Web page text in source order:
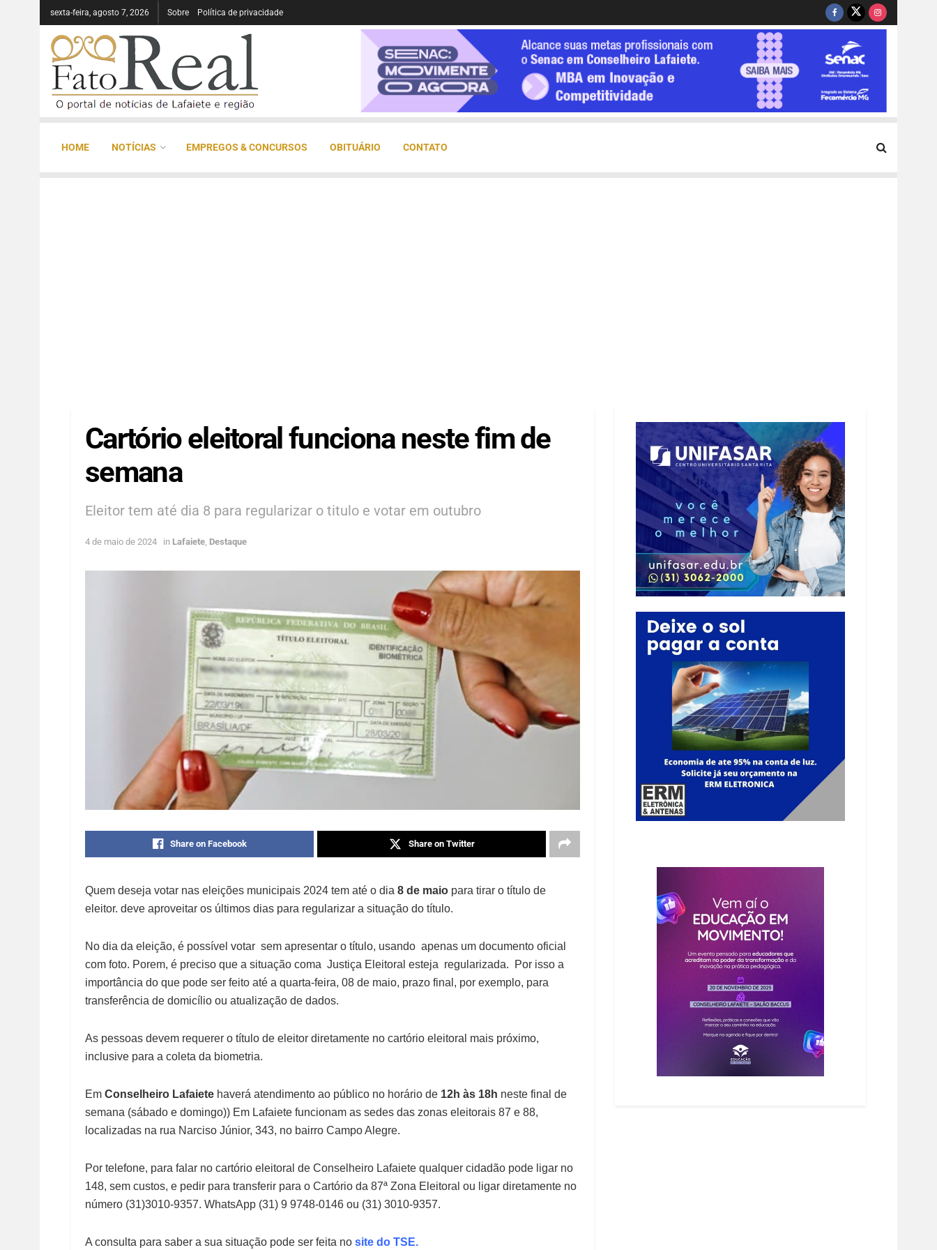
sexta-feira, agosto 7, 2026 Sobre Política de privacidade
HOME NOTÍCIAS EMPREGOS & CONCURSOS OBITUÁRIO CONTATO
Cartório eleitoral funciona neste fim de
semana
Eleitor tem até dia 8 para regularizar o titulo e votar em outubro
4 de maio de 2024 in Lafaiete Destaque
Share on Facebook Share on Twitter
Quem deseja votar nas eleições municipais 2024 tem até o dia 8 de maio para tirar o título de
eleitor. deve aproveitar os últimos dias para regularizar a situação do título.
No dia da eleição, é possível votar sem apresentar o título, usando apenas um documento oficial
com foto. Porem, é preciso que a situação coma Justiça Eleitoral esteja regularizada. Por isso a
importância do que pode ser feito até a quarta-feira, 08 de maio, prazo final, por exemplo, para
transferência de domicílio ou atualização de dados.
As pessoas devem requerer o título de eleitor diretamente no cartório eleitoral mais próximo,
inclusive para a coleta da biometria.
Em Conselheiro Lafaiete haverá atendimento ao público no horário de 12h às 18h neste final de
semana (sábado e domingo)) Em Lafaiete funcionam as sedes das zonas eleitorais 87 e 88,
localizadas na rua Narciso Júnior, 343, no bairro Campo Alegre.
Por telefone, para falar no cartório eleitoral de Conselheiro Lafaiete qualquer cidadão pode ligar no
148, sem custos, e pedir para transferir para o Cartório da 87ª Zona Eleitoral ou ligar diretamente no
número (31)3010-9357. WhatsApp (31) 9 9748-0146 ou (31) 3010-9357.
A consulta para saber a sua situação pode ser feita no site do TSE.